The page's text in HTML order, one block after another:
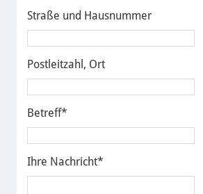
Straße und Hausnummer
Postleitzahl, Ort
Betreff*
Ihre Nachricht*